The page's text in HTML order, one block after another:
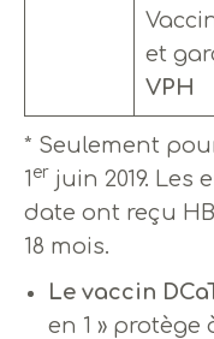
et
VPH
* Seulement
1 er juin 2019. Les
date ont reçu
18 mois.
Le vaccin
en 1 » protège